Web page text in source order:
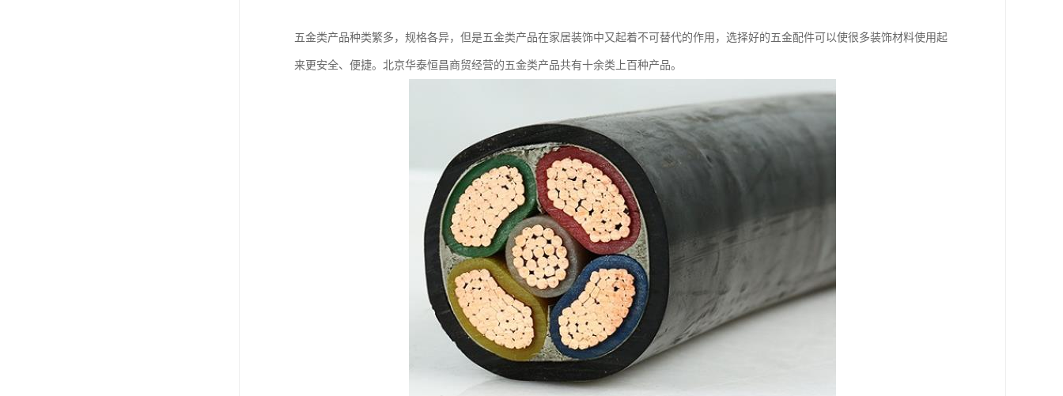
五金类产品种类繁多，规格各异，但是五金类产品在家居装饰中又起着不可替代的作用，选择好的五金配件可以使很多装饰材料使用起
来更安全、便捷。北京华泰恒昌商贸经营的五金类产品共有十余类上百种产品。